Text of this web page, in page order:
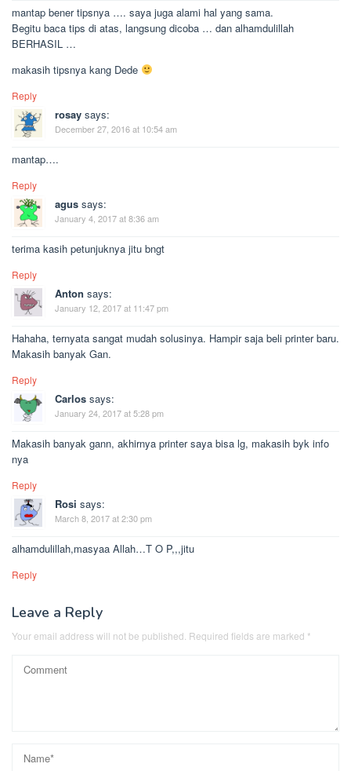
mantap bener tipsnya …. saya juga alami hal yang sama.
Begitu baca tips di atas, langsung dicoba … dan alhamdulillah
BERHASIL …
makasih tipsnya kang Dede
Reply
rosay says:
December 27, 2016 at 10:54 am
mantap….
Reply
agus says:
January 4, 2017 at 8:36 am
terima kasih petunjuknya jitu bngt
Reply
Anton says:
January 12, 2017 at 11:47 pm
Hahaha, ternyata sangat mudah solusinya. Hampir saja beli printer baru.
Makasih banyak Gan.
Reply
Carlos says:
January 24, 2017 at 5:28 pm
Makasih banyak gann, akhirnya printer saya bisa lg, makasih byk info
nya
Reply
Rosi says:
March 8, 2017 at 2:30 pm
alhamdulillah,masyaa Allah…T O P,,,jitu
Reply
Leave a Reply
Your email address will not be published. Required fields are marked *